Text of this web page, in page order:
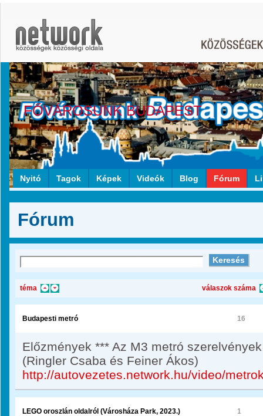
FŐVÁROSUNK BUDAPEST
Nyitó Tagok Képek Videók Blog Fórum
Fórum
téma válaszok száma
Budapesti metró 16
Előzmények *** Az M3 metró
(Ringler Csaba és Feiner Ákos)
http://autovezetes.network.hu/video/
LEGO oroszlán oldalról (Városháza Park, 2023.) 1